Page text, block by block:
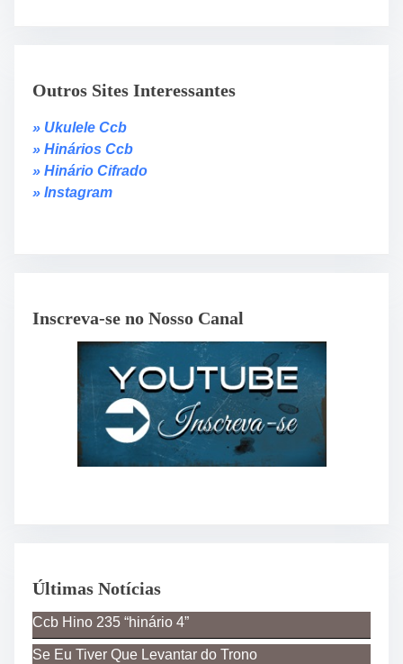
Outros Sites Interessantes
» Ukulele Ccb
» Hinários Ccb
» Hinário Cifrado
» Instagram
Inscreva-se no Nosso Canal
Últimas Notícias
Ccb Hino 235 “hinário 4”
Se Eu Tiver Que Levantar do Trono